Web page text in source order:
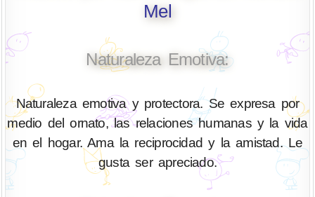
Mel
Naturaleza Emotiva:
Naturaleza emotiva y protectora. Se expresa por
medio del ornato, las relaciones humanas y la vida
en el hogar. Ama la reciprocidad y la amistad. Le
gusta ser apreciado.